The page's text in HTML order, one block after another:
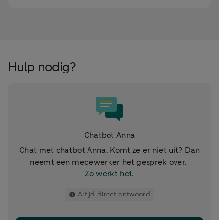
Hulp nodig?
Chatbot Anna
Chat met chatbot Anna. Komt ze er niet uit? Dan
neemt een medewerker het gesprek over.
Zo werkt het.
Altijd direct antwoord